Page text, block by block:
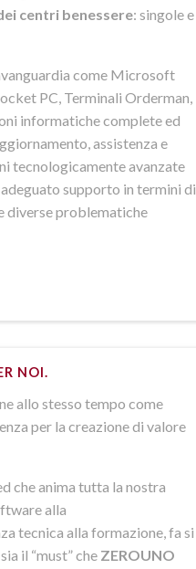
centri benessere: singole e
come Microsoft
PC, Terminali Orderman,
informatiche complete ed
assistenza e
tecnologicamente avanzate
supporto in termini di
diverse problematiche
NOI.
allo stesso tempo come
per la creazione di valore
che anima tutta la nostra
alla
tecnica alla formazione, fa si
sia il “must” che ZEROUNO